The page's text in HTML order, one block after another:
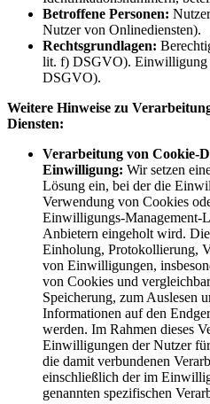
Betroffene Personen:
Nutzer von Onlinediensten).
Rechtsgrundlagen:
lit. f) DSGVO). Einwilligung
DSGVO).
Weitere Hinweise zu
Diensten:
Verarbeitung von Cookie-
Einwilligung: Wir setzen
Lösung ein, bei der die
Verwendung von Cookies
Einwilligungs-Management-
Anbietern eingeholt wird.
Einholung, Protokollierung,
von Einwilligungen,
von Cookies und
Speicherung, zum Auslesen
Informationen auf den
werden. Im Rahmen dieses
Einwilligungen der Nutzer
die damit verbundenen
einschließlich der im
genannten spezifischen